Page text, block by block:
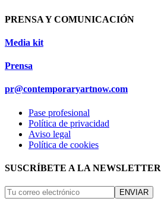
PRENSA Y COMUNICACIÓN
Media kit
Prensa
pr@contemporaryartnow.com
Pase profesional
Política de privacidad
Aviso legal
Política de cookies
SUSCRÍBETE A LA NEWSLETTER
ENVIAR